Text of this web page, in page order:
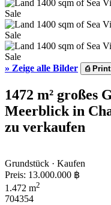
» Zeige alle Bilder ⎙Print
1472 m² großes
Meerblick in
zu verkaufen
Grundstück · Kaufen
Preis: 13.000.000 ฿
1.472 m2
704354